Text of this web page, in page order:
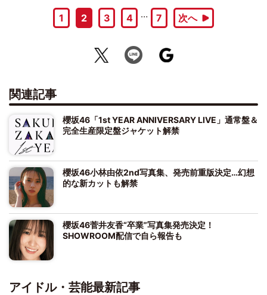
1 2 3 4 … 7 次へ
関連記事
櫻坂46「1st YEAR ANNIVERSARY LIVE」通常盤＆
完全生産限定盤ジャケット解禁
櫻坂46小林由依2nd写真集、発売前重版決定…幻想
的な新カットも解禁
櫻坂46菅井友香“卒業”写真集発売決定！
SHOWROOM配信で自ら報告も
アイドル・芸能最新記事